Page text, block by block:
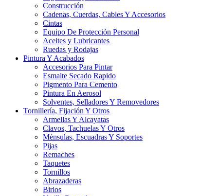
Construcción
Cadenas, Cuerdas, Cables Y Accesorios
Cintas
Equipo De Protección Personal
Aceites y Lubricantes
Ruedas y Rodajas
Pintura Y Acabados
Accesorios Para Pintar
Esmalte Secado Rapido
Pigmento Para Cemento
Pintura En Aerosol
Solventes, Selladores Y Removedores
Tornillería, Fijación Y Otros
Armellas Y Alcayatas
Clavos, Tachuelas Y Otros
Ménsulas, Escuadras Y Soportes
Pijas
Remaches
Taquetes
Tornillos
Abrazaderas
Birlos